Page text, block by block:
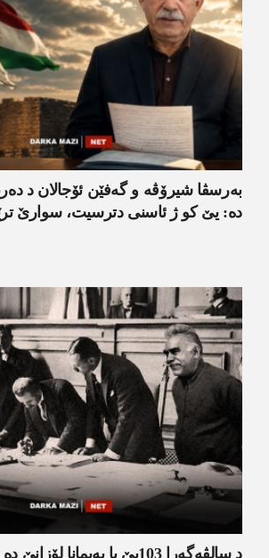
بەرسڤا شیرۆڤە و گەفێن ئۆجالان د
دە: یێ کو ژ ئاسنی دترسیت، سوارێ
د سالڤەگەرا 103یێ یا پەیمانا